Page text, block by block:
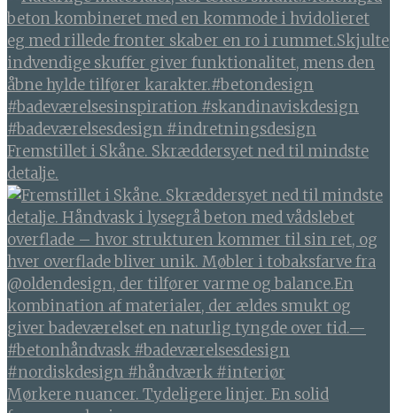
Fremstillet i Skåne. Skræddersyet ned til mindste
detalje.
Mørkere nuancer. Tydeligere linjer. En solid